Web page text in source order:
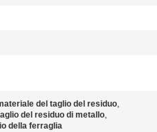
del taglio del residuo,
del residuo di metallo,
della ferraglia